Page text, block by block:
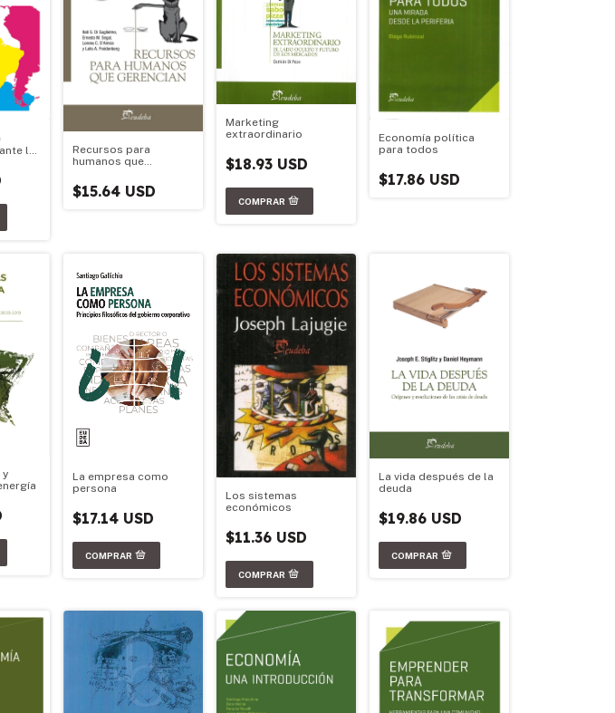
la
Recursos para
humanos que
$15.64 USD
Marketing
extraordinario
$18.93 USD
Economía política
para todos
$17.86 USD
y
La empresa como
persona
$17.14 USD
Los sistemas
económicos
$11.36 USD
La vida después de la
deuda
$19.86 USD